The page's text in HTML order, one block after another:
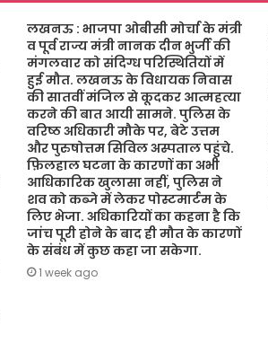
लखनऊ : भाजपा ओबीसी मोर्चा के मंत्री
व पूर्व राज्य मंत्री नानक दीन भुर्जी की
मंगलवार को संदिग्ध परिस्थितियों में
हुई मौत. लखनऊ के विधायक निवास
की सातवीं मंजिल से कूदकर आत्महत्या
करने की बात आयी सामने. पुलिस के
वरिष्ठ अधिकारी मौके पर, बेटे उत्तम
और पुरुषोत्तम सिविल अस्पताल पहुंचे.
फ़िलहाल घटना के कारणों का अभी
आधिकारिक खुलासा नहीं, पुलिस ने
शव को कब्जे में लेकर पोस्टमार्टम के
लिए भेजा. अधिकारियों का कहना है कि
जांच पूरी होने के बाद ही मौत के कारणों
के संबंध में कुछ कहा जा सकेगा.
1 week ago